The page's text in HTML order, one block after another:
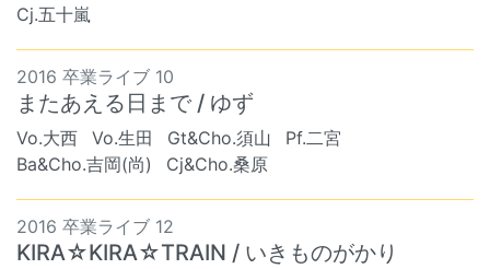
Cj.五十嵐
2016 卒業ライブ 10
またあえる日まで / ゆず
Vo.大西 Vo.生田 Gt&Cho.須山
Pf.二宮
Ba&Cho.吉岡(尚)
Cj&Cho.桑原
2016 卒業ライブ 12
KIRA☆KIRA☆TRAIN / いきものがかり